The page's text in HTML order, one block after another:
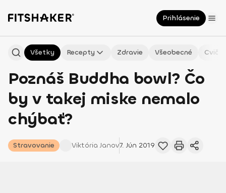
Prihlásenie
Všetky Recepty Zdravie Všeobecné
Poznáš Buddha bowl? Čo
by v takej miske nemalo
chýbať?
Stravovanie Viktória Janov7. Jún 2019